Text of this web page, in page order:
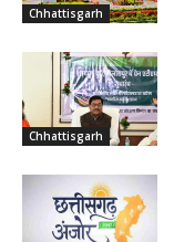
Chhattisgarh
Chhattisgarh